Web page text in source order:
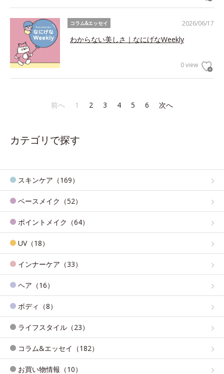
2026/06/17
コラム&エッセイ
わからない美しさ｜なにげなWeekly
0 view
前へ 1 2 3 4 5 6 次へ
カテゴリで探す
スキンケア（169）
ベースメイク（52）
ポイントメイク（64）
UV（18）
インナーケア（33）
ヘア（16）
ボディ（8）
ライフスタイル（23）
コラム&エッセイ（182）
お買い物情報（10）